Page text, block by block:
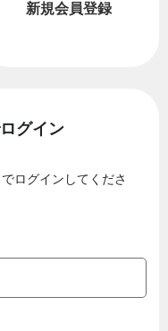
新規会員登録
グイン
ログインしてくださ